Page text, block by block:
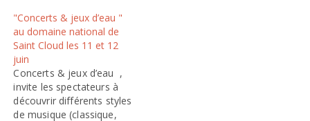
ces thèmes un peu ardus
que le Palais de la
découverte rend non
seulement accessibles
mais aussi ludiques,
pour…
"Concerts & jeux d’eau "
au domaine national de
Saint Cloud les 11 et 12
juin
Concerts & jeux d’eau ,
invite les spectateurs à
découvrir différents styles
de musique (classique,